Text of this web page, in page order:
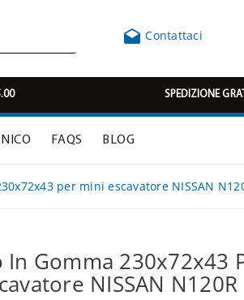
 Contattaci
SPEDIZIONE
FAQS BLOG
per mini escavatore NISSAN
In Gomma 230x72x43
NISSAN N120R